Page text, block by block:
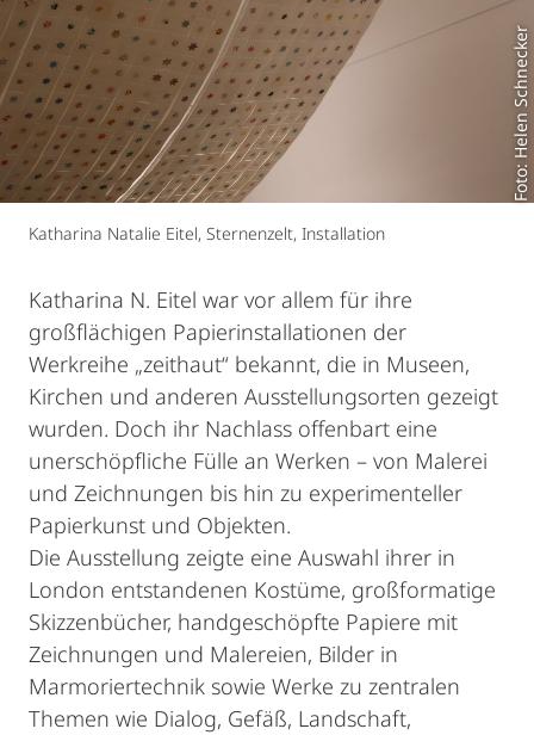
Foto: Helen Schnecker
Katharina Natalie Eitel, Sternenzelt, Installation
Katharina N. Eitel war vor allem für ihre
großflächigen Papierinstallationen der
Werkreihe „zeithaut“ bekannt, die in Museen,
Kirchen und anderen Ausstellungsorten gezeigt
wurden. Doch ihr Nachlass offenbart eine
unerschöpfliche Fülle an Werken – von Malerei
und Zeichnungen bis hin zu experimenteller
Papierkunst und Objekten.
Die Ausstellung zeigte eine Auswahl ihrer in
London entstandenen Kostüme, großformatige
Skizzenbücher, handgeschöpfte Papiere mit
Zeichnungen und Malereien, Bilder in
Marmoriertechnik sowie Werke zu zentralen
Themen wie Dialog, Gefäß, Landschaft,